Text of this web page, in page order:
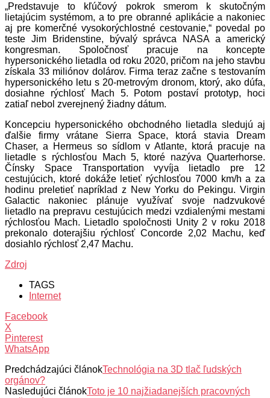
„Predstavuje to kľúčový pokrok smerom k skutočným
lietajúcim systémom, a to pre obranné aplikácie a nakoniec
aj pre komerčné vysokorýchlostné cestovanie,“ povedal po
teste Jim Bridenstine, bývalý správca NASA a americký
kongresman. Spoločnosť pracuje na koncepte
hypersonického lietadla od roku 2020, pričom na jeho stavbu
získala 33 miliónov dolárov. Firma teraz začne s testovaním
hypersonického letu s 20-metrovým dronom, ktorý, ako dúfa,
dosiahne rýchlosť Mach 5. Potom postaví prototyp, hoci
zatiaľ nebol zverejnený žiadny dátum.
Koncepciu hypersonického obchodného lietadla sledujú aj
ďalšie firmy vrátane Sierra Space, ktorá stavia Dream
Chaser, a Hermeus so sídlom v Atlante, ktorá pracuje na
lietadle s rýchlosťou Mach 5, ktoré nazýva Quarterhorse.
Čínsky Space Transportation vyvíja lietadlo pre 12
cestujúcich, ktoré dokáže letieť rýchlosťou 7000 km/h a za
hodinu preletieť napríklad z New Yorku do Pekingu. Virgin
Galactic nakoniec plánuje využívať svoje nadzvukové
lietadlo na prepravu cestujúcich medzi vzdialenými mestami
rýchlosťou Mach. Lietadlo spoločnosti Unity 2 v roku 2018
prekonalo doterajšiu rýchlosť Concorde 2,02 Machu, keď
dosiahlo rýchlosť 2,47 Machu.
Zdroj
TAGS
Internet
Facebook
X
Pinterest
WhatsApp
Predchádzajúci článokTechnológia na 3D tlač ľudských
orgánov?
Nasledujúci článokToto je 10 najžiadanejších pracovných